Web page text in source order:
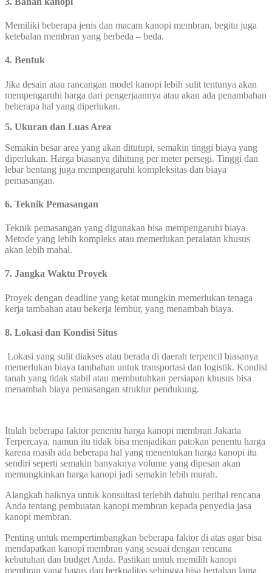
Memiliki beberapa jenis dan macam kanopi membran, begitu juga
ketebalan membran yang berbeda – beda.
4. Bentuk
Jika desain atau rancangan model kanopi lebih sulit tentunya akan
mempengaruhi harga dari pengerjaannya atau akan ada penambahan
beberapa hal yang diperlukan.
5. Ukuran dan Luas Area
Semakin besar area yang akan ditutupi, semakin tinggi biaya yang
diperlukan. Harga biasanya dihitung per meter persegi. Tinggi dan
lebar bentang juga mempengaruhi kompleksitas dan biaya
pemasangan.
6. Teknik Pemasangan
Teknik pemasangan yang digunakan bisa mempengaruhi biaya.
Metode yang lebih kompleks atau memerlukan peralatan khusus
akan lebih mahal.
7. Jangka Waktu Proyek
Proyek dengan deadline yang ketat mungkin memerlukan tenaga
kerja tambahan atau bekerja lembur, yang menambah biaya.
8. Lokasi dan Kondisi Situs
Lokasi yang sulit diakses atau berada di daerah terpencil biasanya
memerlukan biaya tambahan untuk transportasi dan logistik. Kondisi
tanah yang tidak stabil atau membutuhkan persiapan khusus bisa
menambah biaya pemasangan struktur pendukung.
Itulah beberapa faktor penentu harga kanopi membran Jakarta
Terpercaya, namun itu tidak bisa menjadikan patokan penentu harga
karena masih ada beberapa hal yang menentukan harga kanopi itu
sendiri seperti semakin banyaknya volume yang dipesan akan
memungkinkan harga kanopi jadi semakin lebih murah.
Alangkah baiknya untuk konsultasi terlebih dahulu perihal rencana
Anda tentang pembuatan kanopi membran kepada penyedia jasa
kanopi membran.
Penting untuk mempertimbangkan beberapa faktor di atas agar bisa
mendapatkan kanopi membran yang sesuai dengan rencana
kebutuhan dan budget Anda. Pastikan untuk memilih kanopi
membran yang bagus dan berkualitas sehingga bisa bertahan lama